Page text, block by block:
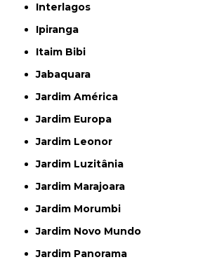
Interlagos
Ipiranga
Itaim Bibi
Jabaquara
Jardim América
Jardim Europa
Jardim Leonor
Jardim Luzitânia
Jardim Marajoara
Jardim Morumbi
Jardim Novo Mundo
Jardim Panorama